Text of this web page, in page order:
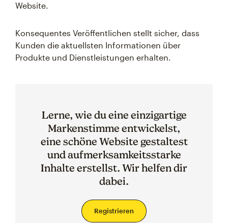
Website.
Konsequentes Veröffentlichen stellt sicher, dass
Kunden die aktuellsten Informationen über
Produkte und Dienstleistungen erhalten.
Lerne, wie du eine einzigartige
Markenstimme entwickelst,
eine schöne Website gestaltest
und aufmerksamkeitsstarke
Inhalte erstellst. Wir helfen dir
dabei.
Registrieren